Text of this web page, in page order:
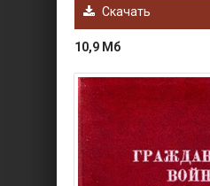
Скачать
10,9 Мб